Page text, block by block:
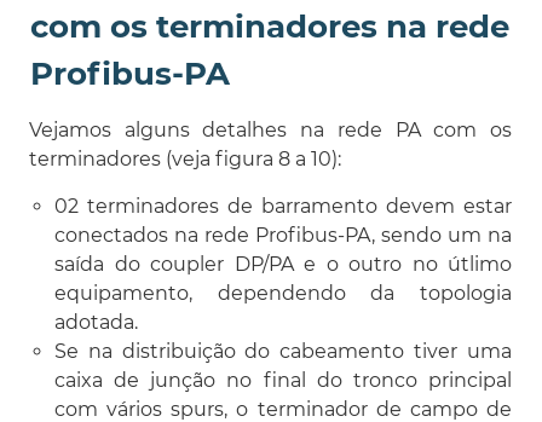
com os terminadores na rede
Profibus-PA
Vejamos alguns detalhes na rede PA com os
terminadores (veja figura 8 a 10):
02 terminadores de barramento devem estar
conectados na rede Profibus-PA, sendo um na
saída do coupler DP/PA e o outro no útlimo
equipamento, dependendo da topologia
adotada.
Se na distribuição do cabeamento tiver uma
caixa de junção no final do tronco principal
com vários spurs, o terminador de campo de